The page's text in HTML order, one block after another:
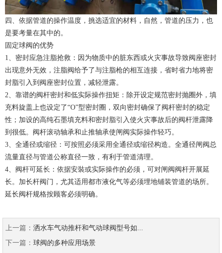
四、依据管道的操作温度，挑选适宜的材料，自然，管道的压力，也
是要考量在其中的。
固定球阀的优势
1、密封应急注脂抢救：因为物质中的脏东西或火灾事故导致阀座密封
出现意外无效，注脂阀给予了与注脂枪的相互连接，省时省力地将密
封脂引入到阀座密封位置，减轻泄露。
2、靠谱的阀杆密封和低实际操作扭矩：除开设定规范密封抛圈外，填
充料旋盖上也设定了“O”型密封圈，双向密封确保了阀杆密封的稳定
性；加设的高纯石墨填充料和密封脂引入使火灾事故后的阀杆泄露降
到很低。阀杆滚动轴承和止推轴承使闸阀实际操作轻巧。
3、全通径或缩径：可按照必须采用全通径或缩径构造。全通径闸阀总
流量直径与管道公称直径一致，有利于管道清理。
4、阀杆可延长：依据安裝或实际操作的必须，可对闸阀阀杆开展延
长。加长杆阀门，尤其适用都市液化气等必须埋地铺装管道的场所。
延长阀杆规格按顾客必须明确。
上一篇： 洒水车气动推杆和气动球阀型号如...
下一篇： 球阀的多种应用场景